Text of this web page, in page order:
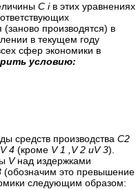
C iв этих уравнениях
производятся) в
в текущем году
сфер экономики в
условию:
средств производства C2
V 4 (кроме V 1 ,V 2 иV 3).
Vнад издержками
(обозначим это превышение
следующим образом: